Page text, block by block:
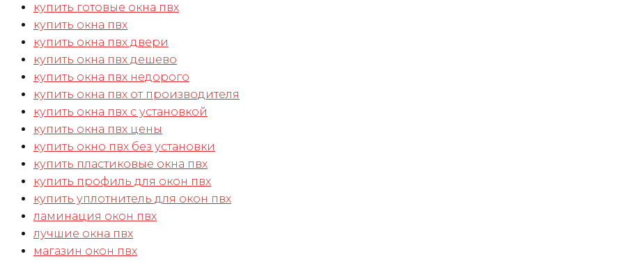
купить готовые окна пвх
купить окна пвх
купить окна пвх двери
купить окна пвх дешево
купить окна пвх недорого
купить окна пвх от производителя
купить окна пвх с установкой
купить окна пвх цены
купить окно пвх без установки
купить пластиковые окна пвх
купить профиль для окон пвх
купить уплотнитель для окон пвх
ламинация окон пвх
лучшие окна пвх
магазин окон пвх